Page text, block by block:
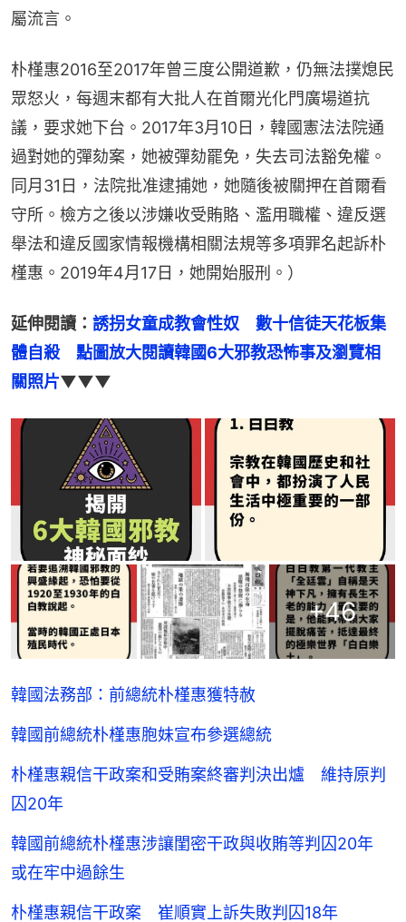
屬流言。
朴槿惠2016至2017年曾三度公開道歉，仍無法撲熄民
眾怒火，每週末都有大批人在首爾光化門廣場道抗
議，要求她下台。2017年3月10日，韓國憲法法院通
過對她的彈劾案，她被彈劾罷免，失去司法豁免權。
同月31日，法院批准逮捕她，她隨後被關押在首爾看
守所。檢方之後以涉嫌收受賄賂、濫用職權、違反選
舉法和違反國家情報機構相關法規等多項罪名起訴朴
槿惠。2019年4月17日，她開始服刑。）
延伸閱讀： 誘拐女童成教會性奴　數十信徒天花板集
體自殺　點圖放大閱讀韓國6大邪教恐怖事及瀏覽相
關照片▼▼▼
+46
韓國法務部：前總統朴槿惠獲特赦
韓國前總統朴槿惠胞妹宣布參選總統
朴槿惠親信干政案和受賄案終審判決出爐 維持原判
囚20年
韓國前總統朴槿惠涉讓閨密干政與收賄等判囚20年
或在牢中過餘生
朴槿惠親信干政案 崔順實上訴失敗判囚18年